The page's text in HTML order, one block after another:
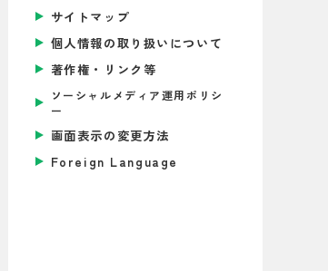
サイトマップ
個人情報の取り扱いについて
著作権・リンク等
ソーシャルメディア運用ポリシ
ー
画面表示の変更方法
Foreign Language